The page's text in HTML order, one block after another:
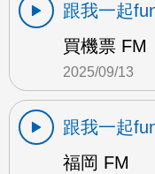
跟我一起
買機票 FM
2025/09/13
跟我一起
福岡 FM